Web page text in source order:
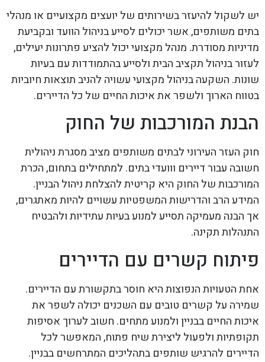
יש לשקול להיעזר בשירותים של יועצים מקצועיים או מנהלי
בתים משותפים, אשר יכולים לסייע בניהול הוועד ובקביעת
מדיניות מסודרת. מנהל מקצועי יכול להציע פתרונות יעילים,
לעזור בניהול תקציב הבית ולסייע בהתמודדות עם בעיות
שונות. השקעה בניהול מקצועי עשויה להניב תוצאות חיוביות
בטווח הארוך ולשפר את איכות החיים של כל הדיירים.
הבנת המורכבות של החוק
חוק העזר העירוני לבתים משותפים מציב מסגרת ניהולית
חשובה עבור דיירים ווועדי בתים. למתחילים בתחום, הכרת
המורכבות של החוק היא קריטית להצלחת ניהול הבניין.
המידע הרב והדרישות המשפטיות עשויים להיות מאתגרים,
אך הבנה מעמיקה תסייע למנוע בעיות עתידיות ולהבטיח
התנהלות תקינה.
פיתוח קשרים עם הדיירים
אחת הטעויות הנפוצות היא חוסר בתקשורת עם הדיירים.
שמירה על קשרים טובים עם השכנים יכולה לשפר את
איכות החיים בבניין ולמנוע מתחים. חשוב לערוך אסיפות
תקופתיות ולפעול ליצירת שיח פתוח, המאפשר לכל
הדיירים להרגיש שותפים בתהליכים המתרחשים בבניין.